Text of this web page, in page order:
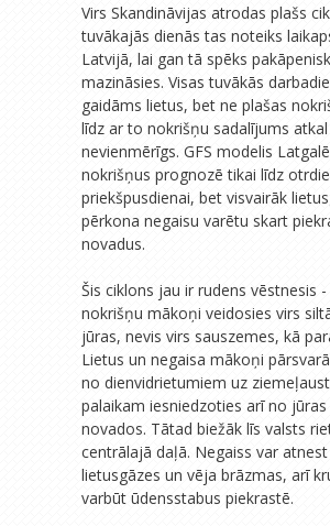
Virs Skandināvijas atrodas plašs
tuvākajās dienās tas noteiks
Latvijā, lai gan tā spēks
mazināsies. Visas tuvākās
gaidāms lietus, bet ne plašas
līdz ar to nokrišņu sadalījums
nevienmērīgs. GFS modelis
nokrišņus prognozē tikai līdz
priekšpusdienai, bet visvairāk
pērkona negaisu varētu skart
novadus.
Šis ciklons jau ir rudens vēstnesis -
nokrišņu mākoņi veidosies virs
jūras, nevis virs sauszemes, kā
Lietus un negaisa mākoņi
no dienvidrietumiem uz
palaikam iesniedzoties arī no
novados. Tātad biežāk līs valsts
centrālajā daļā. Negaiss var
lietusgāzes un vēja brāzmas, arī
varbūt ūdensstabus piekrastē.